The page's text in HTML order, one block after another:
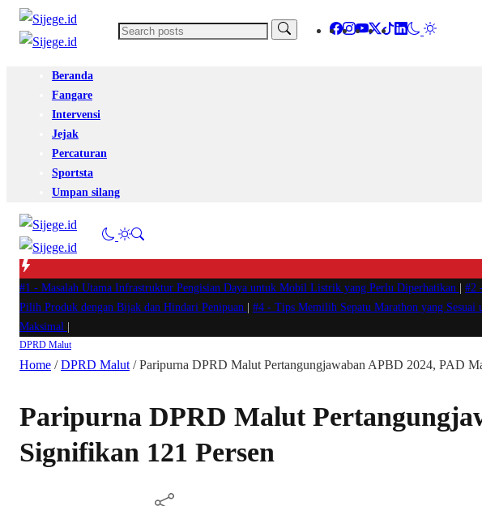
Beranda
Fangare
Intervensi
Jejak
Percaturan
Sportsta
Umpan silang
#1 - Masalah Utama Infrastruktur Pengisian Daya untuk Mobil Listrik yang Perlu Diperhatikan #2
Pilih Produk dengan Bijak dan Hindari Penipuan
#4 - Tips Memilih Sepatu Marathon yang Sesuai
Maksimal
DPRD Malut
Home /DPRD Malut /Paripurna DPRD Malut Pertangungjawaban APBD 2024, PAD
Paripurna DPRD Malut
Signifikan 121 Persen